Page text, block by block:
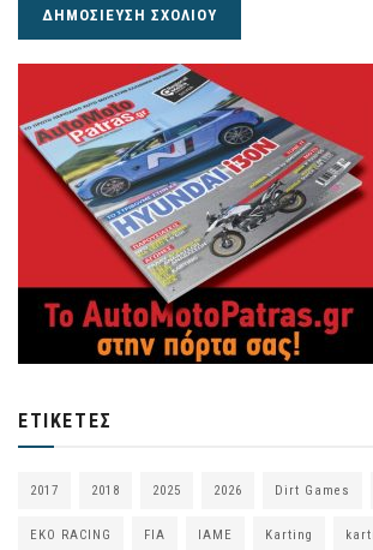
ΕΤΙΚΈΤΕΣ
2017 2018 2025 2026 Dirt Games
EKO RACING FIA IAME Karting